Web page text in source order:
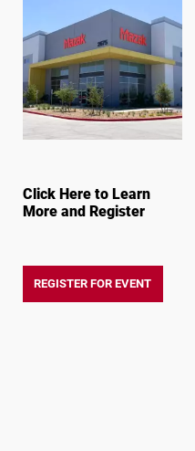
Click Here to Learn
More and Register
REGISTER FOR EVENT
Síguenos